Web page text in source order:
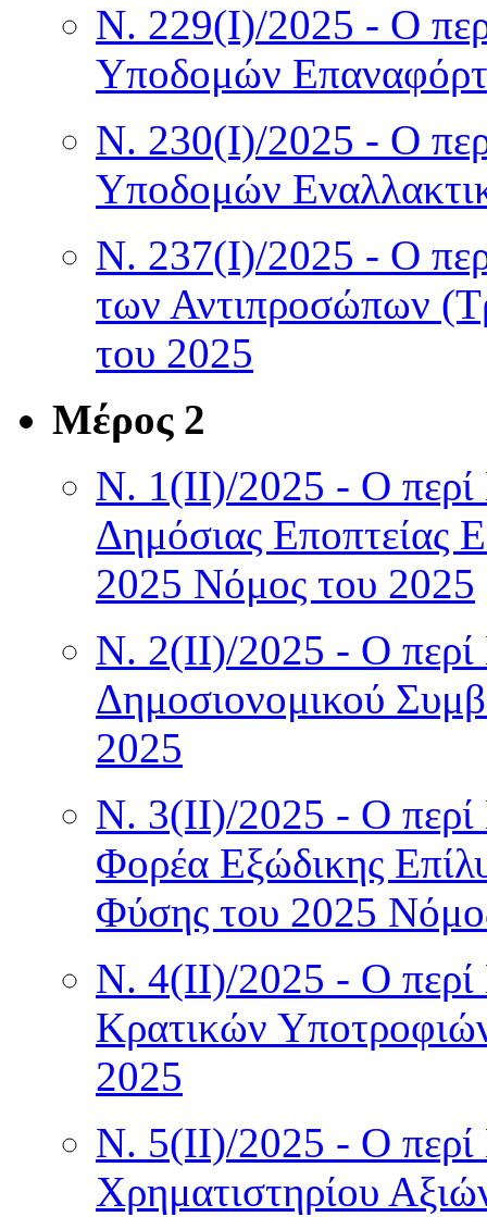
Ν. 229(I)/2025 - Ο
Υποδομών
Ν. 230(I)/2025 - Ο
Υποδομών
Ν. 237(I)/2025 - Ο
των Αντιπροσώπων
του 2025
Μέρος 2
Ν. 1(II)/2025 - Ο περί
Δημόσιας Εποπτείας
2025 Νόμος του 2025
Ν. 2(II)/2025 - Ο περί
Δημοσιονομικού
2025
Ν. 3(II)/2025 - Ο περί
Φορέα Εξώδικης
Φύσης του 2025
Ν. 4(II)/2025 - Ο περί
Κρατικών
2025
Ν. 5(II)/2025 - Ο περί
Χρηματιστηρίου